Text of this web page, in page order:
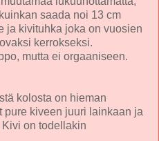
saada noi 13 cm
ja kivituhka joka on vuosien
kerrokseksi.
mutta ei orgaaniseen.
kolosta on hieman
pure kiveen juuri lainkaan ja
on todellakin